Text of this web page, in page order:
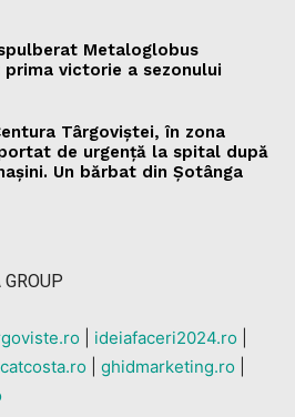
Metaloglobus
victorie a sezonului
Târgoviștei, în zona
de urgență la spital după
Un bărbat din Șotânga
ideiafaceri2024.ro
catcosta.ro ghidmarketing.ro